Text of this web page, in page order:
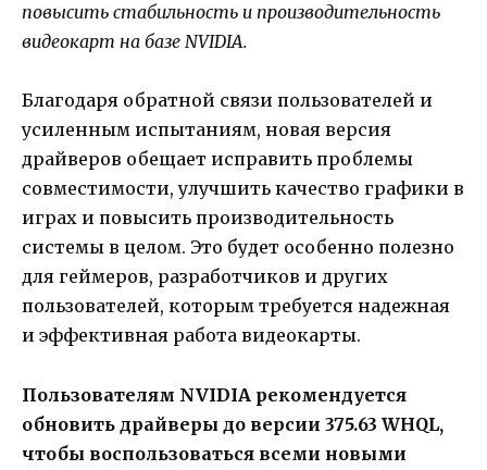
повысить стабильность и производительность
видеокарт на базе NVIDIA.
Благодаря обратной связи пользователей и
усиленным испытаниям, новая версия
драйверов обещает исправить проблемы
совместимости, улучшить качество графики в
играх и повысить производительность
системы в целом. Это будет особенно полезно
для геймеров, разработчиков и других
пользователей, которым требуется надежная
и эффективная работа видеокарты.
Пользователям NVIDIA рекомендуется
обновить драйверы до версии 375.63 WHQL,
чтобы воспользоваться всеми новыми